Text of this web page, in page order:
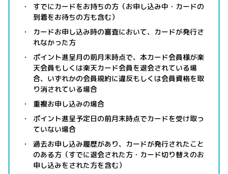
すでにカードをお持ちの方（お申し込み中・カードの
到着をお待ちの方も含む）
カードお申し込み時の審査において、カードが発行さ
れなかった方
ポイント進呈月の前月末時点で、本カード会員様が楽
天会員もしくは楽天カード会員を退会されている場
合、いずれかの会員規約に違反もしくは会員資格を取
り消されている場合
重複お申し込みの場合
ポイント進呈予定日の前月末時点でカードを受け取っ
ていない場合
過去お申し込み履歴があり、カードが発行されたこと
のある方（すでに退会された方・カード切り替えのお
申し込みをされた方を含む）